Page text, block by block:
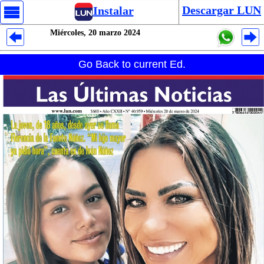
Instalar Descargar LUN
Miércoles, 20 marzo 2024
Go Back to current Ed.
Despliegues Analytics
Despliegues Totales
Despliegues por Rubros